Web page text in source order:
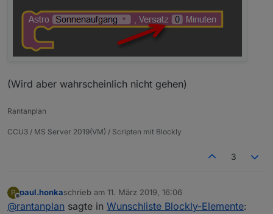
(Wird aber wahrscheinlich nicht gehen)
Rantanplan
CCU3 / MS Server 2019(VM) / Scripten mit Blockly
3
P
Offline
paul.honkaschrieb am 11. März 2019, 16:06
zuletzt editiert von
@rantanplan sagte in Wunschliste Blockly-Elemente: